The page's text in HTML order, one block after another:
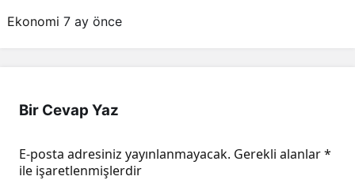
Ekonomi 7 ay önce
Bir Cevap Yaz
E-posta adresiniz yayınlanmayacak. Gerekli alanlar*
ile işaretlenmişlerdir